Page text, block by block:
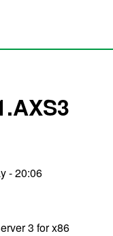
- 20:06
3 for x86